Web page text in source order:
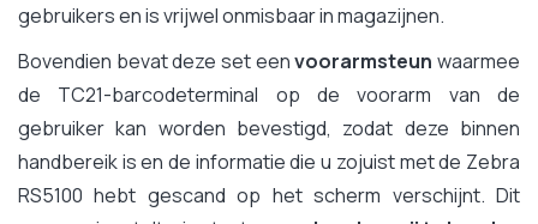
gebruikers en is vrijwel onmisbaar in magazijnen.
Bovendien bevat deze set eenvoorarmsteun waarmee
de TC21-barcodeterminal op de voorarm van de
gebruiker kan worden bevestigd, zodat deze binnen
handbereik is en de informatie die u zojuist met de Zebra
RS5100 hebt gescand op het scherm verschijnt. Dit